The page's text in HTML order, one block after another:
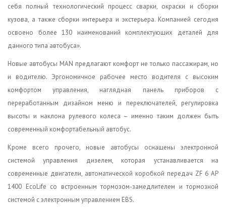
себя полный технологический процесс сварки, окраски и сборки
кузова, а также сборки интерьера и экстерьера. Компанией сегодня
освоено более 130 наименований комплектующих деталей для
данного типа автобуса».
Новые автобусы MAN предлагают комфорт не только пассажирам, но
и водителю. Эргономичное рабочее место водителя с высоким
комфортом управления, наглядная панель приборов с
переработанным дизайном меню и переключателей, регулировка
высоты и наклона рулевого колеса – именно таким должен быть
современный комфортабельный автобус.
Кроме всего прочего, новые автобусы оснащены электронной
системой управления дизелем, которая устанавливается на
современные двигатели, автоматической коробкой передач ZF 6 AP
1400 EcoLife со встроенным тормозом-замедлителем и тормозной
системой с электронным управлением EBS.